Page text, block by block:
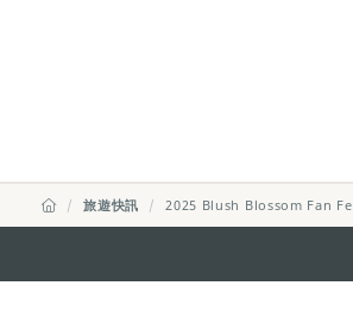
旅遊快訊 2025 Blush Blossom Fan